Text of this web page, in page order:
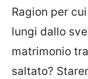
Ragion per
lungi dallo
matrimonio
saltato?